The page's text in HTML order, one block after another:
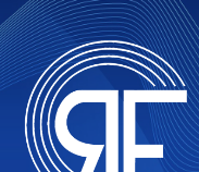
Skip
to
content